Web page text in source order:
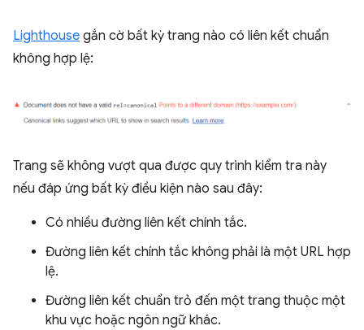
Lighthouse gắn cờ bất kỳ trang nào có liên kết chuẩn
không hợp lệ:
Trang sẽ không vượt qua được quy trình kiểm tra này
nếu đáp ứng bất kỳ điều kiện nào sau đây:
Có nhiều đường liên kết chính tắc.
Đường liên kết chính tắc không phải là một URL hợp
lệ.
Đường liên kết chuẩn trỏ đến một trang thuộc một
khu vực hoặc ngôn ngữ khác.